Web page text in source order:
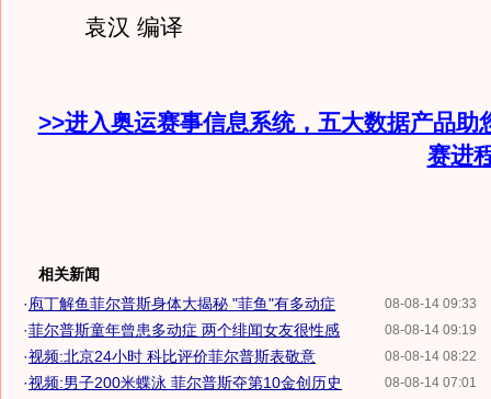
袁汉 编译
>>进入奥运赛事信息系统，五大数据产品助
赛进
相关新闻
08-08-14 09:33
·庖丁解鱼菲尔普斯身体大揭秘 "菲鱼"有多动症
08-08-14 09:19
·菲尔普斯童年曾患多动症 两个绯闻女友很性感
08-08-14 08:22
·视频:北京24小时 科比评价菲尔普斯表敬意
08-08-14 07:01
·视频:男子200米蝶泳 菲尔普斯夺第10金创历史